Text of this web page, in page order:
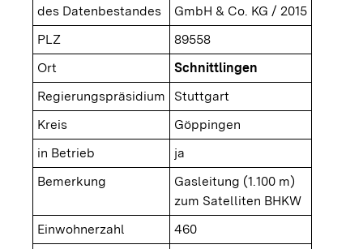
des Datenbestandes
GmbH & Co. KG / 2015
PLZ
89558
Ort
Schnittlingen
Regierungspräsidium
Stuttgart
Kreis
Göppingen
in Betrieb
ja
Bemerkung
Gasleitung (1.100 m)
zum Satelliten BHKW
Einwohnerzahl
460